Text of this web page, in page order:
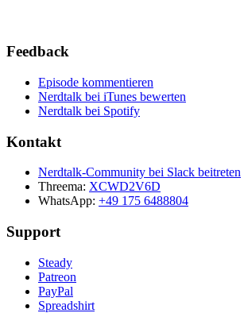
Feedback
Episode kommentieren
Nerdtalk bei iTunes bewerten
Nerdtalk bei Spotify
Kontakt
Nerdtalk-Community bei Slack beitreten
Threema: XCWD2V6D
WhatsApp: +49 175 6488804
Support
Steady
Patreon
PayPal
Spreadshirt